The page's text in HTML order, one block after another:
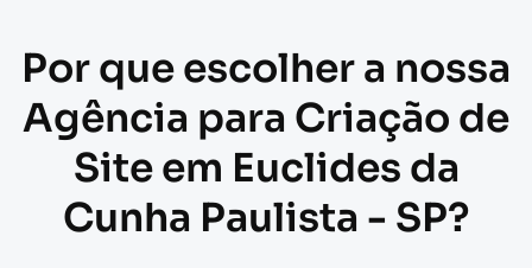
Por que escolher a nossa
Agência para Criação de
Site em Euclides da
Cunha Paulista - SP?